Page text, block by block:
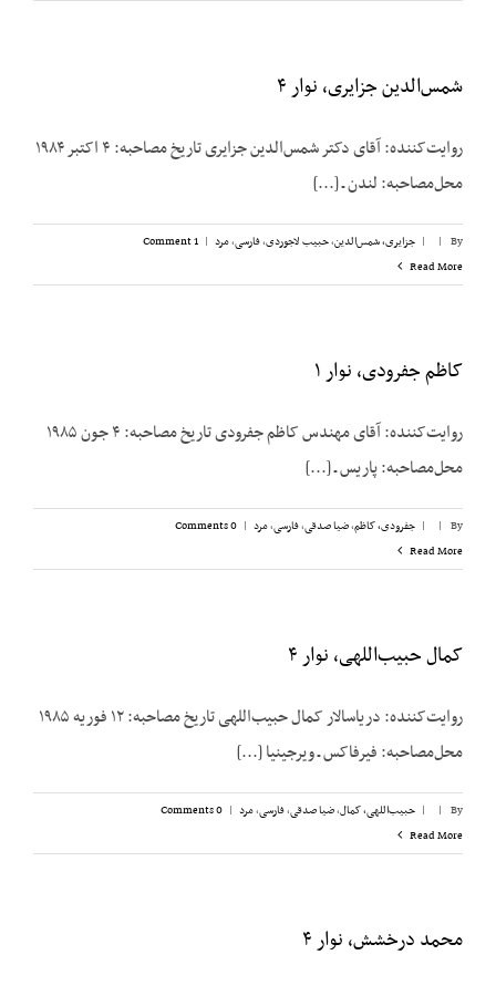
شمس‌الدین جزایری، نوار ۴
روایت‌کننده: آقای دکتر شمس‌الدین جزایری تاریخ مصاحبه: ۴ اکتبر ۱۹۸۴
محل‌مصاحبه: لندن ـ [...]
By
|
| جزایری، شمس‌الدین,حبیب لاجوردی,فارسی,مرد |
1 Comment
Read More
کاظم جفرودی، نوار ۱
روایت‌کننده: آقای مهندس کاظم جفرودی تاریخ مصاحبه: ۴ جون ۱۹۸۵
محل‌مصاحبه: پاریس ـ [...]
By
|
| جفرودی، کاظم,ضیا صدقی,فارسی,مرد |
0 Comments
Read More
کمال حبیب‌اللهی، نوار ۴
روایت‌کننده: دریاسالار کمال حبیب‌اللهی تاریخ مصاحبه: ۱۲ فوریه ۱۹۸۵
محل‌مصاحبه: فیرفاکس ـ ویرجینیا [...]
By
|
| حبیب‌اللهی، کمال,ضیا صدقی,فارسی,مرد |
0 Comments
Read More
محمد درخشش، نوار ۴